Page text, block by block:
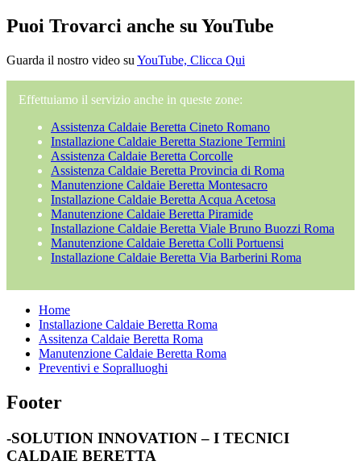
Puoi Trovarci anche su YouTube
Guarda il nostro video su YouTube, Clicca Qui
Effettuiamo il servizio anche in queste zone:
Assistenza Caldaie Beretta Cineto Romano
Installazione Caldaie Beretta Stazione Termini
Assistenza Caldaie Beretta Corcolle
Assistenza Caldaie Beretta Provincia di Roma
Manutenzione Caldaie Beretta Montesacro
Installazione Caldaie Beretta Acqua Acetosa
Manutenzione Caldaie Beretta Piramide
Installazione Caldaie Beretta Viale Bruno Buozzi Roma
Manutenzione Caldaie Beretta Colli Portuensi
Installazione Caldaie Beretta Via Barberini Roma
Home
Installazione Caldaie Beretta Roma
Assitenza Caldaie Beretta Roma
Manutenzione Caldaie Beretta Roma
Preventivi e Sopralluoghi
Footer
-SOLUTION INNOVATION – I TECNICI
CALDAIE BERETTA